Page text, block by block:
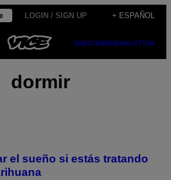
LOGIN / SIGN UP + ESPAÑOL
SUBSCRIBENEWSLETTER
dormir
el sueño si estás tratando